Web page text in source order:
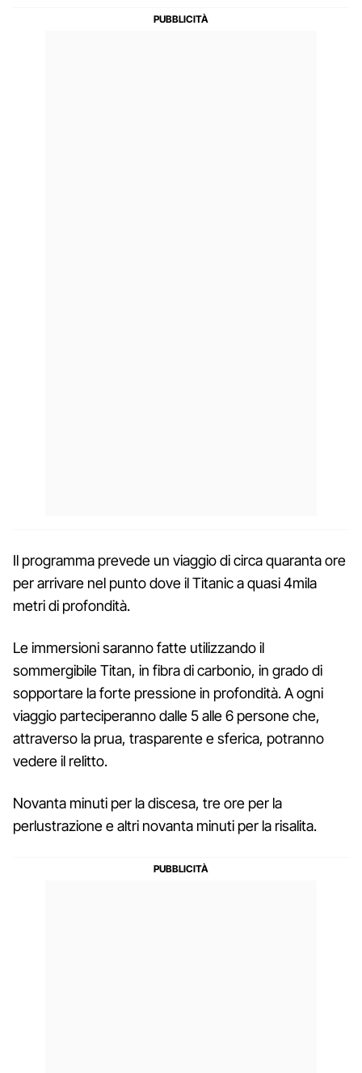
Il programma prevede un viaggio di circa quaranta ore
per arrivare nel punto dove il Titanic a quasi 4mila
metri di profondità.
Le immersioni saranno fatte utilizzando il
sommergibile Titan, in fibra di carbonio, in grado di
sopportare la forte pressione in profondità. A ogni
viaggio parteciperanno dalle 5 alle 6 persone che,
attraverso la prua, trasparente e sferica, potranno
vedere il relitto.
Novanta minuti per la discesa, tre ore per la
perlustrazione e altri novanta minuti per la risalita.